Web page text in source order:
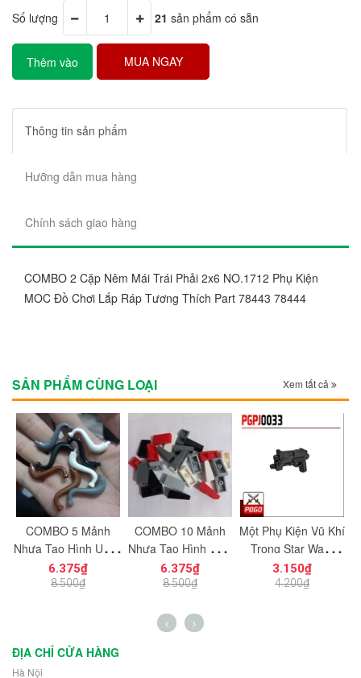
Số lượng 21 sản phẩm có sẵn
Thêm vào MUA NGAY
Thông tin sản phẩm
Hưỡng dẫn mua hàng
Chính sách giao hàng
COMBO 2 Cặp Nêm Mái Trái Phải 2x6 NO.1712 Phụ Kiện
MOC Đồ Chơi Lắp Ráp Tương Thích Part 78443 78444
SẢN PHẨM CÙNG LOẠI Xem tất cả
COMBO 5 Mảnh
Nhựa Tạo Hình Uống
Cong Dùng Cho Mô
Hình Nhân Vật Mini
6.375₫
8.500₫
COMBO 10 Mảnh
Nhựa Tạo Hình Trơn
Vát Dọc 1x2
NO.1725 Đồ Chơi
6.375₫
8.500₫
Một Phụ Kiện Vũ Khí
Trong Star Wars
PGPJ0033 NO.1198
- Phụ Kiện MOC
3.150₫
4.200₫
ĐỊA CHỈ CỬA HÀNG
Hà Nội